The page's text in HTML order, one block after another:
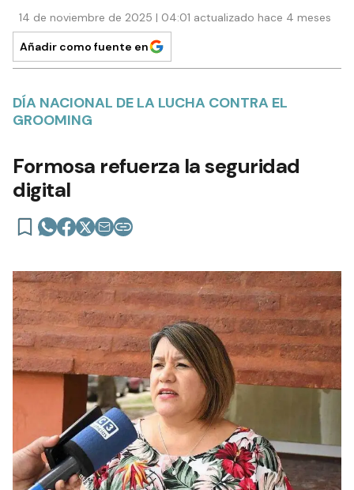
14 de noviembre de 2025 | 04:01 actualizado hace 4 meses
Añadir como fuente en
DÍA NACIONAL DE LA LUCHA CONTRA EL
GROOMING
Formosa refuerza la seguridad
digital